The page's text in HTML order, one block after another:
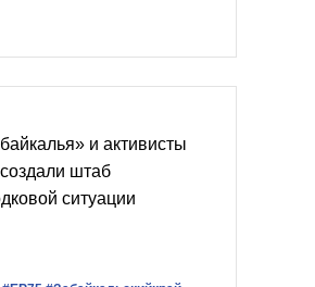
и активисты
штаб
ситуации